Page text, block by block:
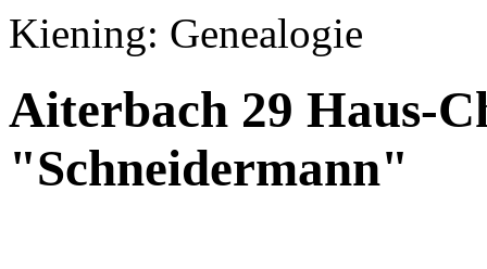
Kiening: Genealogie
Aiterbach 29 Haus-
"Schneidermann"